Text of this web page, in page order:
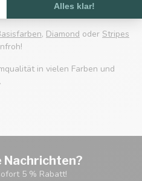
, Diamond oder Stripes
in vielen Farben und
Nachrichten?
5 % Rabatt!